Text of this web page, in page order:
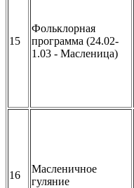
15
Фольклорная
программа (24.02-
1.03 - Масленица)
16
Масленичное
гуляние